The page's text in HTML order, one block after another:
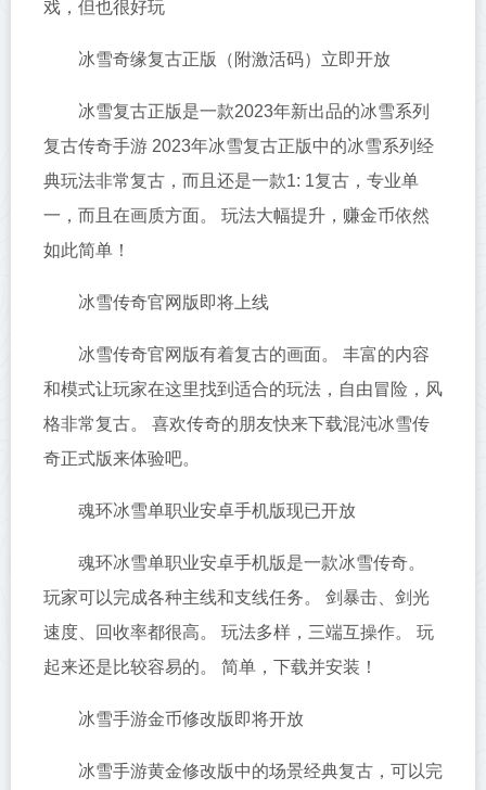
戏，但也很好玩
冰雪奇缘复古正版（附激活码）立即开放
冰雪复古正版是一款2023年新出品的冰雪系列
复古传奇手游 2023年冰雪复古正版中的冰雪系列经
典玩法非常复古，而且还是一款1: 1复古，专业单
一，而且在画质方面。 玩法大幅提升，赚金币依然
如此简单！
冰雪传奇官网版即将上线
冰雪传奇官网版有着复古的画面。 丰富的内容
和模式让玩家在这里找到适合的玩法，自由冒险，风
格非常复古。 喜欢传奇的朋友快来下载混沌冰雪传
奇正式版来体验吧。
魂环冰雪单职业安卓手机版现已开放
魂环冰雪单职业安卓手机版是一款冰雪传奇。
玩家可以完成各种主线和支线任务。 剑暴击、剑光
速度、回收率都很高。 玩法多样，三端互操作。 玩
起来还是比较容易的。 简单，下载并安装！
冰雪手游金币修改版即将开放
冰雪手游黄金修改版中的场景经典复古，可以完